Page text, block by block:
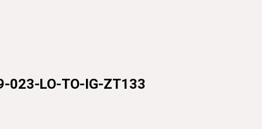
023-LO-TO-IG-ZT133